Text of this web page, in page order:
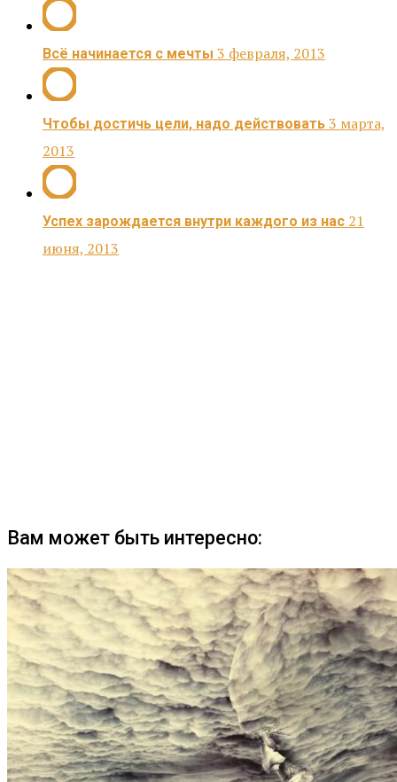
Всё начинается с мечты 3 февраля, 2013
Чтобы достичь цели, надо действовать 3 марта,
2013
Успех зарождается внутри каждого из нас 21
июня, 2013
Вам может быть интересно: